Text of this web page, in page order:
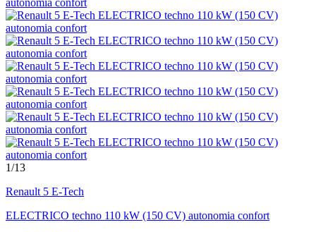
1/13
Renault 5 E-Tech
ELECTRICO techno 110 kW (150 CV) autonomia confort